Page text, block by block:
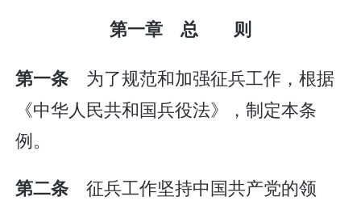
第一章 总 则
第一条 为了规范和加强征兵工作，根据
《中华人民共和国兵役法》，制定本条
例。
第二条 征兵工作坚持中国共产党的领